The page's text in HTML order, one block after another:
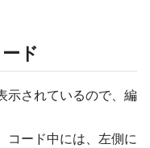
ド
示されているので、編
コード中には、左側に